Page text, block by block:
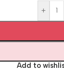
+
Add to